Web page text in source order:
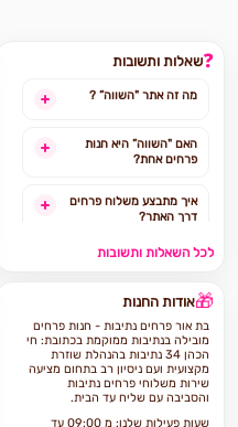
❓שאלות ותשובות
מה זה אתר "השווה” ?
האם "השווה” היא חנות
פרחים אחת?
איך מתבצע משלוח פרחים
דרך האתר?
האם ניתן להזמין משלוח
להזמין משלוחים?
אילו מוצרים אפשר להזמין
באתר?
לכל השאלות ותשובות
🎁אודות החנות
בת אור פרחים נתיבות - חנות פרחים
מובילה בנתיבות ממוקמת בכתובת: חי
הכהן 34 נתיבות בהנהלת שוזרת
מקצועית ועם ניסיון רב בתחום מציעה
שירות משלוחי פרחים נתיבות
והסביבה עם שליח עד הבית.
שעות פעילות שלנו: מ 09:00 עד